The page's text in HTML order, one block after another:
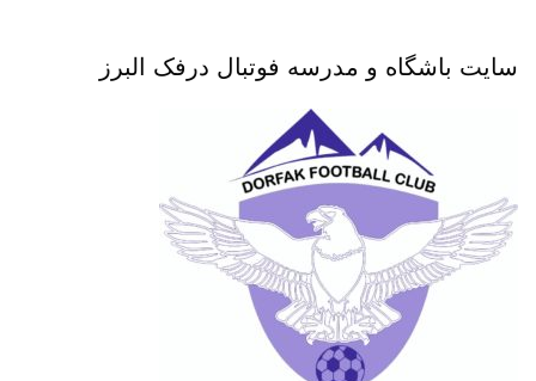
سایت باشگاه و مدرسه فوتبال درفک البرز